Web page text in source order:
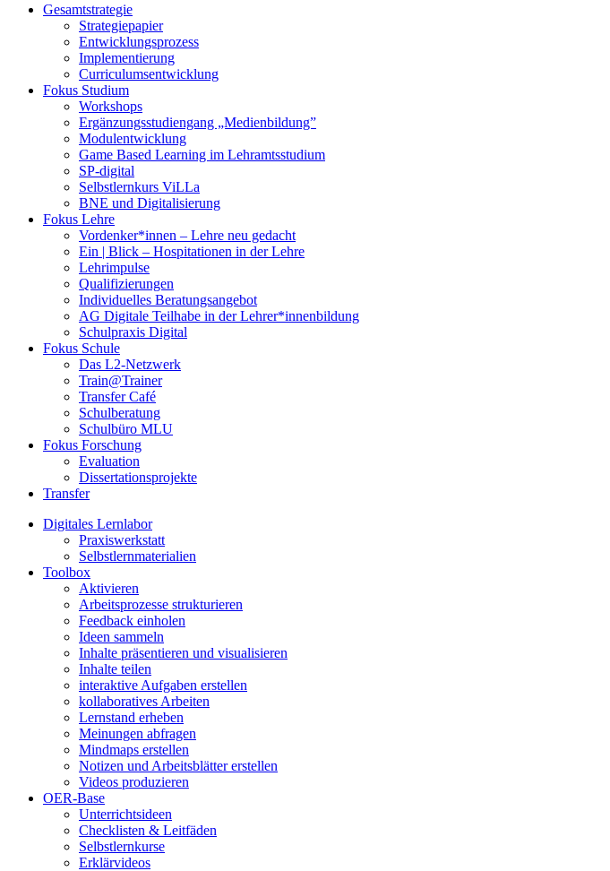
Gesamtstrategie
Strategiepapier
Entwicklungsprozess
Implementierung
Curriculumsentwicklung
Fokus Studium
Workshops
Ergänzungsstudiengang „Medienbildung”
Modulentwicklung
Game Based Learning im Lehramtsstudium
SP-digital
Selbstlernkurs ViLLa
BNE und Digitalisierung
Fokus Lehre
Vordenker*innen – Lehre neu gedacht
Ein | Blick – Hospitationen in der Lehre
Lehrimpulse
Qualifizierungen
Individuelles Beratungsangebot
AG Digitale Teilhabe in der Lehrer*innenbildung
Schulpraxis Digital
Fokus Schule
Das L2-Netzwerk
Train@Trainer
Transfer Café
Schulberatung
Schulbüro MLU
Fokus Forschung
Evaluation
Dissertationsprojekte
Transfer
Digitales Lernlabor
Praxiswerkstatt
Selbstlernmaterialien
Toolbox
Aktivieren
Arbeitsprozesse strukturieren
Feedback einholen
Ideen sammeln
Inhalte präsentieren und visualisieren
Inhalte teilen
interaktive Aufgaben erstellen
kollaboratives Arbeiten
Lernstand erheben
Meinungen abfragen
Mindmaps erstellen
Notizen und Arbeitsblätter erstellen
Videos produzieren
OER-Base
Unterrichtsideen
Checklisten & Leitfäden
Selbstlernkurse
Erklärvideos